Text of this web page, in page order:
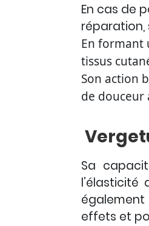
En cas de
réparation,
En formant
tissus
Son action
de douceur
Sa
également
effets et